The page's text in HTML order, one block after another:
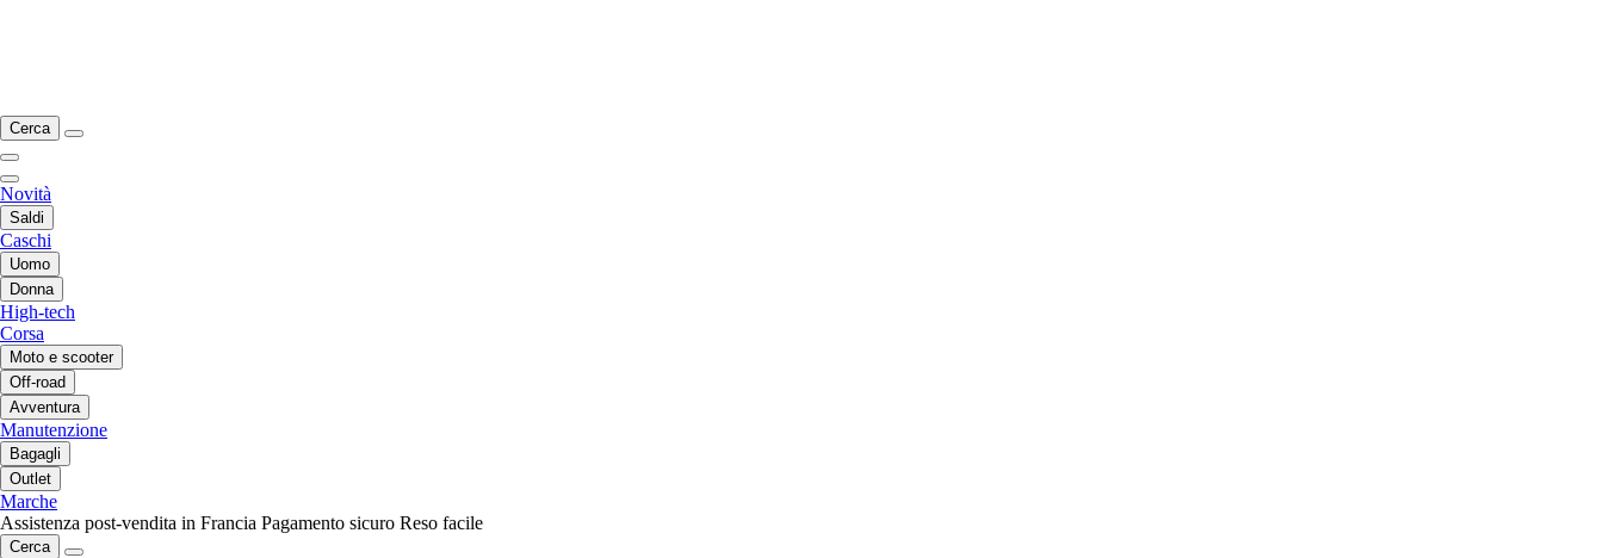
Cerca
Novità
Saldi
Caschi
Uomo
Donna
High-tech
Corsa
Moto e scooter
Off-road
Avventura
Manutenzione
Bagagli
Outlet
Marche
Assistenza post-vendita in Francia Pagamento sicuro Reso facile
Cerca